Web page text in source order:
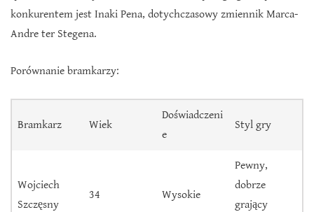
konkurentem jest Inaki Pena, dotychczasowy zmiennik Marca-
Andre ter Stegena.
Porównanie bramkarzy:
Bramkarz Wiek
Doświadczeni
e
Styl gry
Wojciech
Szczęsny
34 Wysokie
Pewny,
dobrze
grający